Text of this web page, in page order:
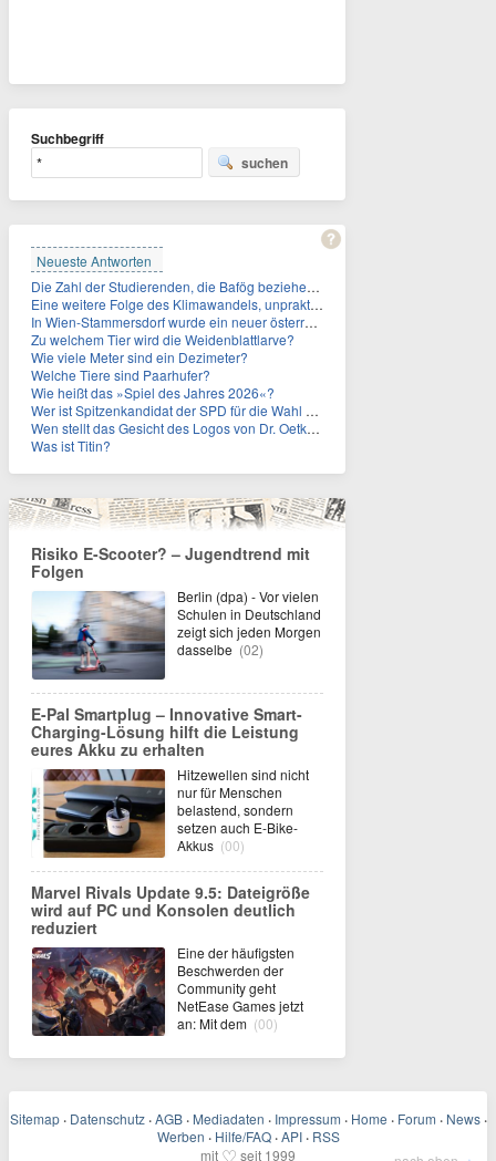
Suchbegriff
suchen
Neueste Antworten
Die Zahl der Studierenden, die Bafög beziehen, sinkt. Woran liegt das?
Eine weitere Folge des Klimawandels, unpraktisch für Urlauber: Wo fehlt mittlerweile sogar das Trinkwasser?
In Wien-Stammersdorf wurde ein neuer österreichischer Temperaturrekord gemessen. Wie hoch war die Temperatur?
Zu welchem Tier wird die Weidenblattlarve?
Wie viele Meter sind ein Dezimeter?
Welche Tiere sind Paarhufer?
Wie heißt das »Spiel des Jahres 2026«?
Wer ist Spitzenkandidat der SPD für die Wahl zum Berliner Abgeordnetenhaus im September 2026?
Wen stellt das Gesicht des Logos von Dr. Oetker dar?
Was ist Titin?
Risiko E-Scooter? – Jugendtrend mit
Folgen
Berlin (dpa) - Vor vielen
Schulen in Deutschland
zeigt sich jeden Morgen
dasselbe (02)
E-Pal Smartplug – Innovative Smart-
Charging-Lösung hilft die Leistung
eures Akku zu erhalten
Hitzewellen sind nicht
nur für Menschen
belastend, sondern
setzen auch E-Bike-
Akkus (00)
Marvel Rivals Update 9.5: Dateigröße
wird auf PC und Konsolen deutlich
reduziert
Eine der häufigsten
Beschwerden der
Community geht
NetEase Games jetzt
an: Mit dem (00)
Sitemap · Datenschutz · AGB · Mediadaten · Impressum · Home · Forum · News ·
Werben · Hilfe/FAQ · API · RSS
mit
seit 1999